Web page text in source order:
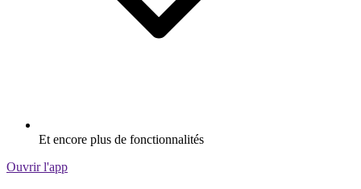
Et encore plus de fonctionnalités
Ouvrir l'app